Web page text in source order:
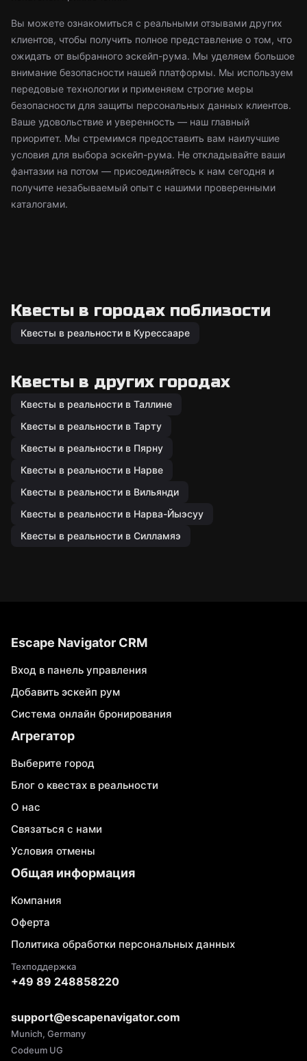
Вы можете ознакомиться с реальными отзывами других
клиентов, чтобы получить полное представление о том, что
ожидать от выбранного эскейп-рума. Мы уделяем большое
внимание безопасности нашей платформы. Мы используем
передовые технологии и применяем строгие меры
безопасности для защиты персональных данных клиентов.
Ваше удовольствие и уверенность — наш главный
приоритет. Мы стремимся предоставить вам наилучшие
условия для выбора эскейп-рума. Не откладывайте ваши
фантазии на потом — присоединяйтесь к нам сегодня и
получите незабываемый опыт с нашими проверенными
каталогами.
Квесты в городах поблизости
Квесты в реальности в Курессааре
Квесты в других городах
Квесты в реальности в Таллине
Квесты в реальности в Тарту
Квесты в реальности в Пярну
Квесты в реальности в Нарве
Квесты в реальности в Вильянди
Квесты в реальности в Нарва-Йыэсуу
Квесты в реальности в Силламяэ
Escape Navigator CRM
Вход в панель управления
Добавить эскейп рум
Система онлайн бронирования
Агрегатор
Выберите город
Блог о квестах в реальности
О нас
Связаться с нами
Условия отмены
Общая информация
Компания
Оферта
Политика обработки персональных данных
Техподдержка
+49 89 248858220
support@escapenavigator.com
Munich, Germany
Codeum UG